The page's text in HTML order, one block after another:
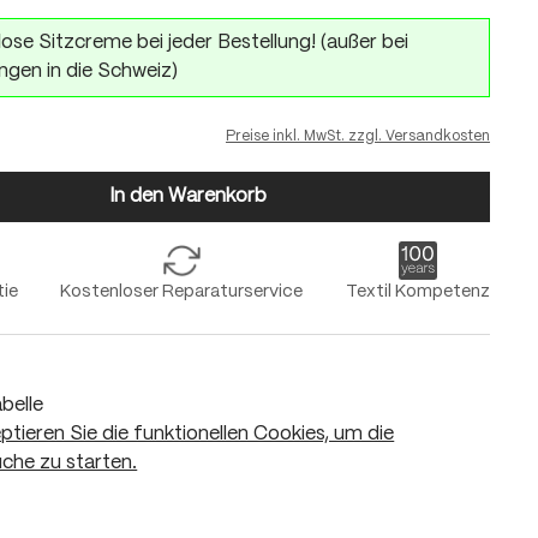
Sitzcreme bei jeder Bestellung! (außer bei
in die Schweiz)
Preise inkl. MwSt. zzgl. Versandkosten
In den Warenkorb
Kostenloser Reparaturservice Textil Kompetenz
Sie die funktionellen Cookies, um die
zu starten.